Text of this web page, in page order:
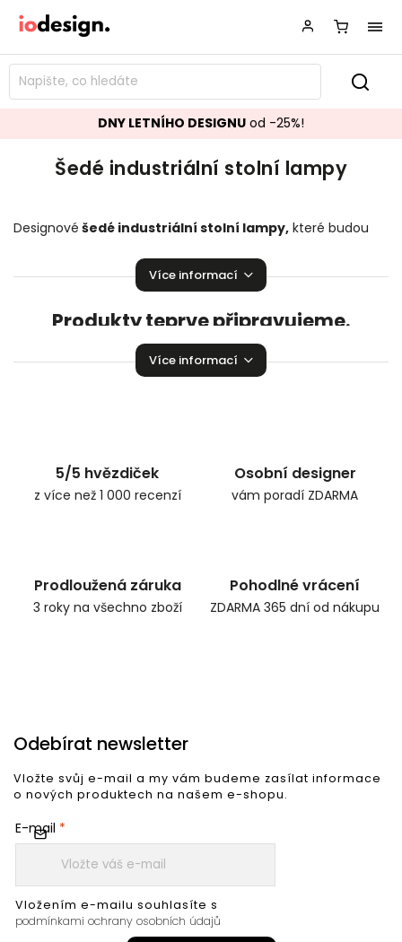
DNY LETNÍHO DESIGNU od -25%!
Šedé industriální stolní lampy
Designové šedé industriální stolní lampy, které budou
úroveň Vaší domácnosti.
Více informací
Produkty teprve připravujeme.
Můžete se ale podívat na ostatní kategorie.
Více informací
5/5 hvězdiček
z více než 1 000 recenzí
Osobní designer
vám poradí ZDARMA
Prodloužená záruka
3 roky na všechno zboží
Pohodlné vrácení
ZDARMA 365 dní od nákupu
Odebírat newsletter
Vložte svůj e-mail a my vám budeme zasílat informace
o nových produktech na našem e-shopu.
E-mail
Vložením e-mailu souhlasíte s
podmínkami ochrany osobních údajů